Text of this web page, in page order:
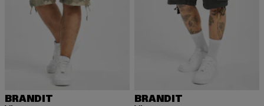
BRANDIT BRANDIT